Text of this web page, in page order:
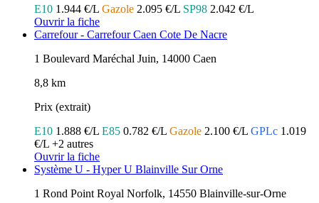
E10 1.944 €/L Gazole 2.095 €/L SP98 2.042 €/L
Ouvrir la fiche
Carrefour - Carrefour Caen Cote De Nacre
1 Boulevard Maréchal Juin, 14000 Caen
8,8 km
Prix (extrait)
E10 1.888 €/L E85 0.782 €/L Gazole 2.100 €/L GPLc 1.019
€/L +2 autres
Ouvrir la fiche
Système U - Hyper U Blainville Sur Orne
1 Rond Point Royal Norfolk, 14550 Blainville-sur-Orne